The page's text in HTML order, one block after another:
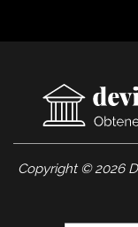
Copyright © 2026